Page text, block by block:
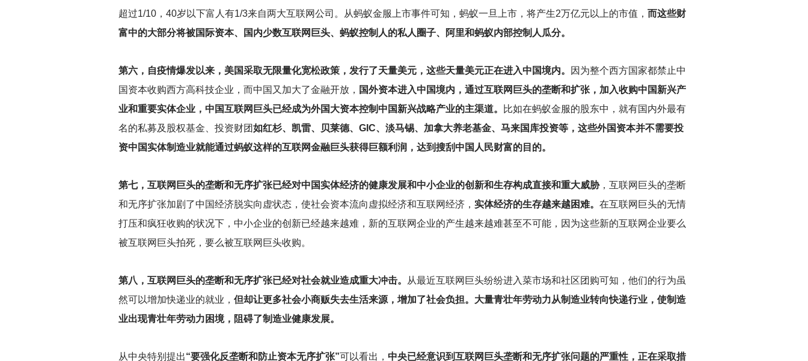
超过1/10，40岁以下富人有1/3来自两大互联网公司。从蚂蚁金服上市事件可知，蚂蚁一旦上市，将产生2万亿元以上的市值， 而这些财
富中的大部分将被国际资本、国内少数互联网巨头、蚂蚁控制人的私人圈子、阿里和蚂蚁内部控制人瓜分。
第六，自疫情爆发以来，美国采取无限量化宽松政策，发行了天量美元，这些天量美元正在进入中国境内。
因为整个西方国家都禁止中
国资本收购西方高科技企业，而中国又加大了金融开放， 国外资本进入中国境内，通过互联网巨头的垄断和扩张，加入收购中国新兴产
业和重要实体企业，中国互联网巨头已经成为外国大资本控制中国新兴战略产业的主渠道。
比如在蚂蚁金服的股东中，就有国内外最有
名的私募及股权基金、投资财团如红杉、凯雷、贝莱德、GIC、淡马锡、加拿大养老基金、马来国库投资等，这些外国资本并不需要投
资中国实体制造业就能通过蚂蚁这样的互联网金融巨头获得巨额利润，达到搜刮中国人民财富的目的。
第七，互联网巨头的垄断和无序扩张已经对中国实体经济的健康发展和中小企业的创新和生存构成直接和重大威胁，互联网巨头的垄断
和无序扩张加剧了中国经济脱实向虚状态，使社会资本流向虚拟经济和互联网经济， 实体经济的生存越来越困难。 在互联网巨头的无情
打压和疯狂收购的状况下，中小企业的创新已经越来越难，新的互联网企业的产生越来越难甚至不可能，因为这些新的互联网企业要么
被互联网巨头拍死，要么被互联网巨头收购。
第八，互联网巨头的垄断和无序扩张已经对社会就业造成重大冲击。
从最近互联网巨头纷纷进入菜市场和社区团购可知，他们的行为虽
然可以增加快递业的就业， 但却让更多社会小商贩失去生活来源，增加了社会负担。大量青壮年劳动力从制造业转向快递行业，使制造
业出现青壮年劳动力困境，阻碍了制造业健康发展。
从中央特别提出“要强化反垄断和防止资本无序扩张”可以看出， 中央已经意识到互联网巨头垄断和无序扩张问题的严重性，正在采取措